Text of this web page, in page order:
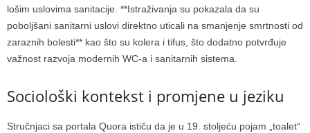
lošim uslovima sanitacije. **Istraživanja su pokazala da su
poboljšani sanitarni uslovi direktno uticali na smanjenje smrtnosti od
zaraznih bolesti** kao što su kolera i tifus, što dodatno potvrđuje
važnost razvoja modernih WC-a i sanitarnih sistema.
Sociološki kontekst i promjene u jeziku
Stručnjaci sa portala Quora ističu da je u 19. stoljeću pojam „toalet“